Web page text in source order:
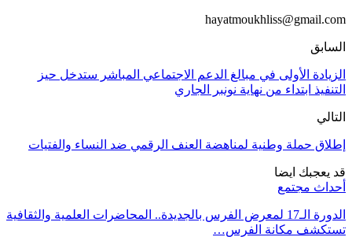
hayatmoukhliss@gmail.com
السابق
الزيادة الأولى في مبالغ الدعم الاجتماعي المباشر ستدخل حيز
التنفيذ ابتداء من نهاية نونبر الجاري
التالي
إطلاق حملة وطنية لمناهضة العنف الرقمي ضد النساء والفتيات
قد يعجبك ايضا
أحداث مجتمع
الدورة الـ17 لمعرض الفرس بالجديدة.. المحاضرات العلمية والثقافية
تستكشف مكانة الفرس…